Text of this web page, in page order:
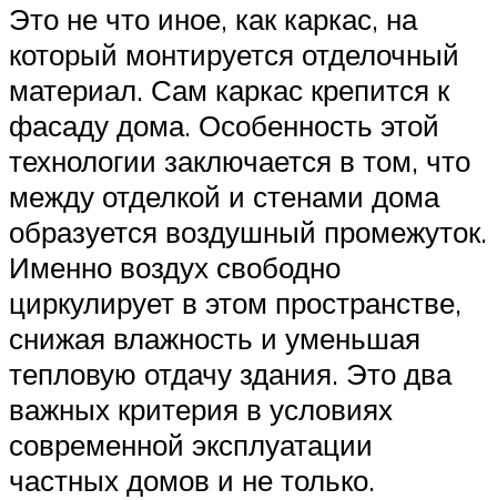
Это не что иное, как каркас, на
который монтируется отделочный
материал. Сам каркас крепится к
фасаду дома. Особенность этой
технологии заключается в том, что
между отделкой и стенами дома
образуется воздушный промежуток.
Именно воздух свободно
циркулирует в этом пространстве,
снижая влажность и уменьшая
тепловую отдачу здания. Это два
важных критерия в условиях
современной эксплуатации
частных домов и не только.